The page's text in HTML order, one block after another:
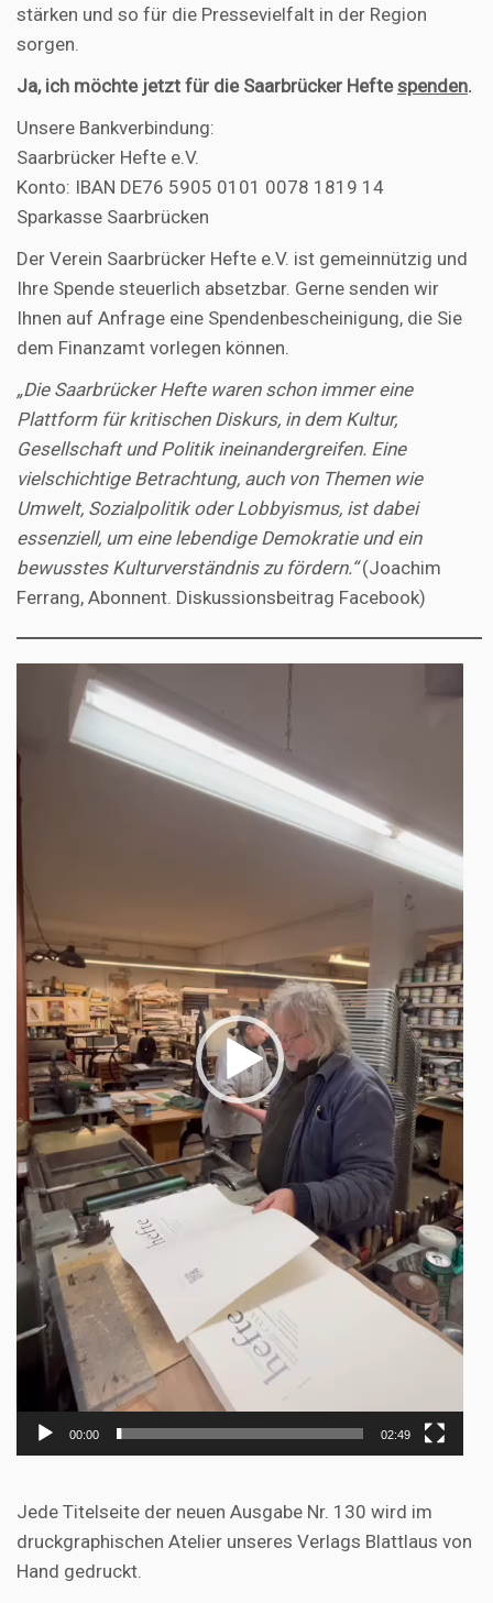
stärken und so für die Pressevielfalt in der Region
sorgen.
Ja, ich möchte jetzt für die Saarbrücker Heftespenden.
Unsere Bankverbindung:
Saarbrücker Hefte e.V.
Konto: IBAN DE76 5905 0101 0078 1819 14
Sparkasse Saarbrücken
Der Verein Saarbrücker Hefte e.V. ist gemeinnützig und
Ihre Spende steuerlich absetzbar. Gerne senden wir
Ihnen auf Anfrage eine Spendenbescheinigung, die Sie
dem Finanzamt vorlegen können.
„Die Saarbrücker Hefte waren schon immer eine
Plattform für kritischen Diskurs, in dem Kultur,
Gesellschaft und Politik ineinandergreifen. Eine
vielschichtige Betrachtung, auch von Themen wie
Umwelt, Sozialpolitik oder Lobbyismus, ist dabei
essenziell, um eine lebendige Demokratie und ein
bewusstes Kulturverständnis zu fördern.“(Joachim
Ferrang, Abonnent. Diskussionsbeitrag Facebook)
00:00 02:49
Jede Titelseite der neuen Ausgabe Nr. 130 wird im
druckgraphischen Atelier unseres Verlags Blattlaus von
Hand gedruckt.